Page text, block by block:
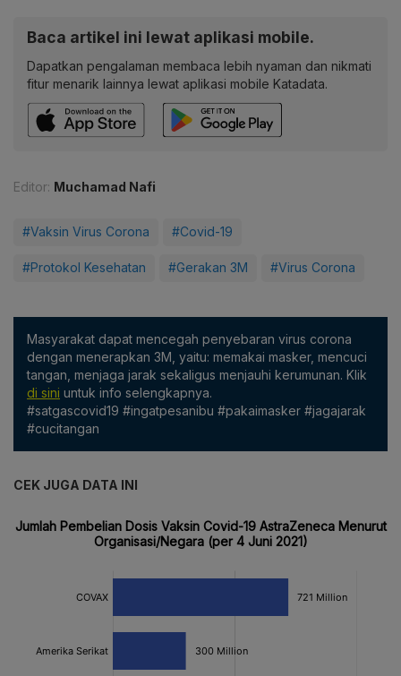
Baca artikel ini lewat aplikasi mobile.
Dapatkan pengalaman membaca lebih nyaman dan nikmati
fitur menarik lainnya lewat aplikasi mobile Katadata.
Editor: Muchamad Nafi
#Vaksin Virus Corona #Covid-19
#Protokol Kesehatan #Gerakan 3M #Virus Corona
Masyarakat dapat mencegah penyebaran virus corona
dengan menerapkan 3M, yaitu: memakai masker, mencuci
tangan, menjaga jarak sekaligus menjauhi kerumunan. Klik
di sini untuk info selengkapnya.
#satgascovid19 #ingatpesanibu #pakaimasker #jagajarak
#cucitangan
CEK JUGA DATA INI